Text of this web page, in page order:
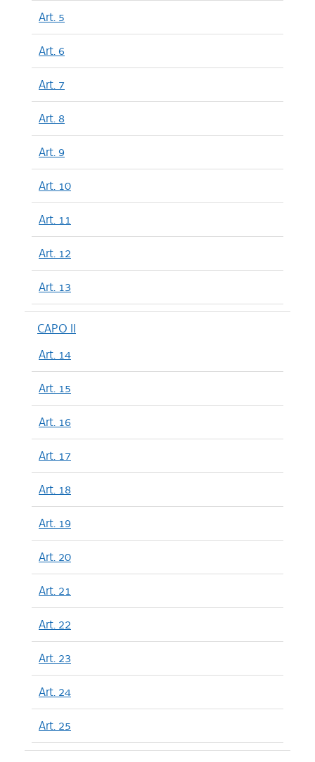
Art. 5
Art. 6
Art. 7
Art. 8
Art. 9
Art. 10
Art. 11
Art. 12
Art. 13
CAPO II
Art. 14
Art. 15
Art. 16
Art. 17
Art. 18
Art. 19
Art. 20
Art. 21
Art. 22
Art. 23
Art. 24
Art. 25